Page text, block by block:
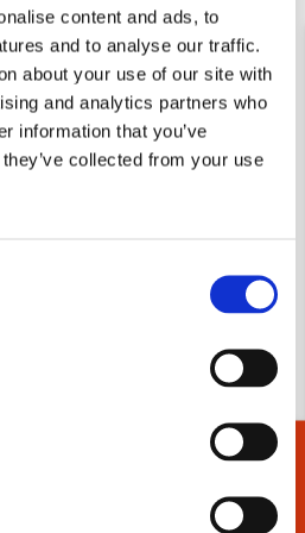
content and ads, to
and to analyse our traffic.
about your use of our site with
and analytics partners who
information that you’ve
collected from your use
algemeen misschien een beetje
die jouw kantoor helemaal
abstracte kunst, met bloemen
van wordt! Ben je op zoek naar
dan gauw onze
maandkalenders
en helpen jou met het vrolijkCadeaukiezer